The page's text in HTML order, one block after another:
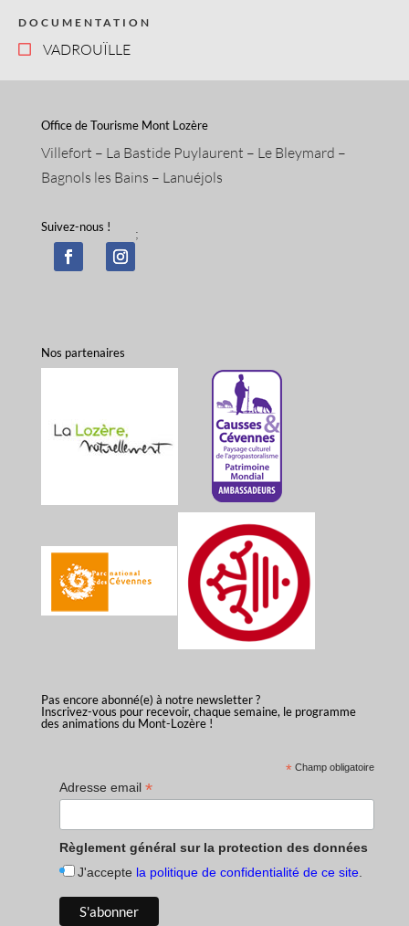
DOCUMENTATION
VADROUÏLLE
Office de Tourisme Mont Lozère
Villefort – La Bastide Puylaurent – Le Bleymard –
Bagnols les Bains – Lanuéjols
Suivez-nous ! ;
Nos partenaires
Pas encore abonné(e) à notre newsletter ?
Inscrivez-vous pour recevoir, chaque semaine, le programme
des animations du Mont-Lozère !
* Champ obligatoire
Adresse email *
Règlement général sur la protection des données
J'accepte la politique de confidentialité de ce site.